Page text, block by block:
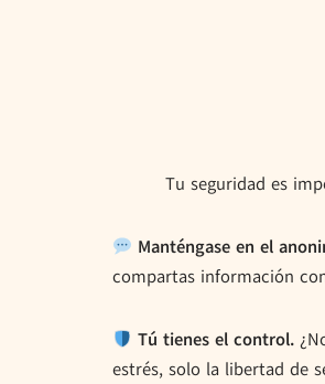
Tu seguridad es
Manténgase en el
compartas información
Tú tienes el control.
estrés, solo la libertad de